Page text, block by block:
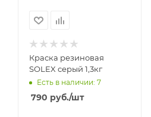
Краска резиновая
SOLEX серый 1,3кг
Есть в наличии: 7
790 руб./шт